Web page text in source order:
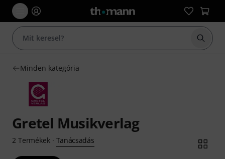
Minden kategória
Gretel Musikverlag
2 Termékek· Tanácsadás